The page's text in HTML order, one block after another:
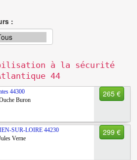
:
à la sécurité
44
265 €
44300
Buron
299 €
SUR-LOIRE 44230
Verne